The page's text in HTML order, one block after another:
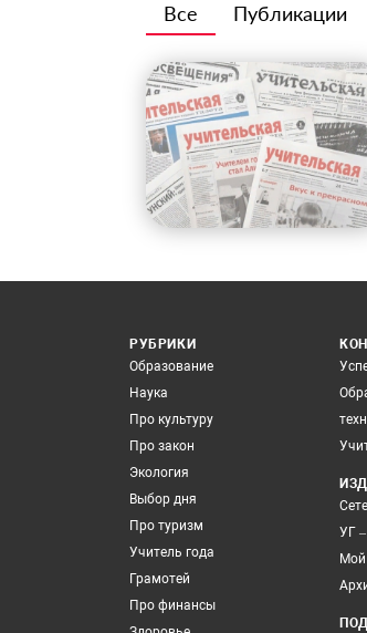
Все Публикации
РУБРИКИ
Образование
Наука
Про культуру
Про закон
Экология
Выбор дня
Про туризм
Учитель года
Грамотей
Про финансы
УГ